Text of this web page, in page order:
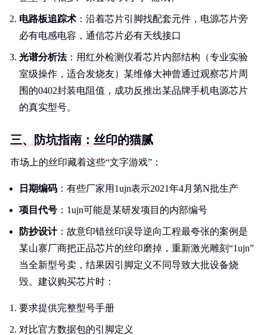
电路板追踪术 ：沿着芯片引脚找配套元件，电源芯片旁
必有电感电容，通信芯片必有天线接口
光谱分析法：用红外检测仪看芯片内部结构（专业实验
室级操作，适合发烧友）某维修大神曾通过观察芯片周
围的0402封装电阻值，成功反推出某品牌手机电源芯片
的真实型号。
三、防坑指南：丝印的猫腻
市场上的丝印藏着这些“文字游戏”：
日期编码 ：有些厂家用1ujn表示2021年4月第N批生产
项目代号 ：1ujn可能是某研发项目的内部编号
防抄设计：故意印错丝印误导逆向工程最夸张的案例是
某山寨厂商把正品芯片的丝印磨掉，重新激光雕刻“1ujn”
当全新型号卖，结果因引脚定义不同导致大批设备烧
毁。建议购买芯片时：
要求提供完整型号手册
对比官方数据包的引脚定义